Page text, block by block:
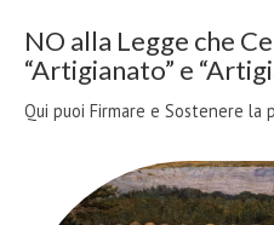
NO alla Legge che
“Artigianato” e
Qui puoi Firmare e Sostenere la